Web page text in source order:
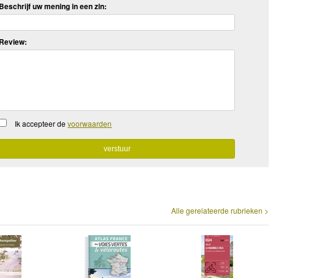
Beschrijf uw mening in een zin:
Review:
Ik accepteer devoorwaarden
Alle gerelateerde rubrieken >